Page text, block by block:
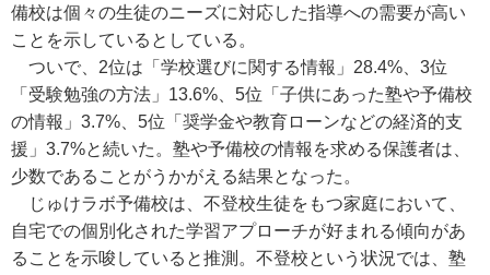
備校は個々の生徒のニーズに対応した指導への需要が高い
ことを示しているとしている。
ついで、2位は「学校選びに関する情報」28.4%、3位
「受験勉強の方法」13.6%、5位「子供にあった塾や予備校
の情報」3.7%、5位「奨学金や教育ローンなどの経済的支
援」3.7%と続いた。塾や予備校の情報を求める保護者は、
少数であることがうかがえる結果となった。
じゅけラボ予備校は、不登校生徒をもつ家庭において、
自宅での個別化された学習アプローチが好まれる傾向があ
ることを示唆していると推測。不登校という状況では、塾